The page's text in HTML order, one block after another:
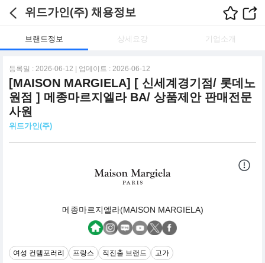
위드가인(주) 채용정보
브랜드정보 상세요강 기업소개
등록일 : 2026-06-12 | 업데이트 : 2026-06-12
[MAISON MARGIELA] [ 신세계경기점/ 롯데노
원점 ] 메종마르지엘라 BA/ 상품제안 판매전문
사원
위드가인(주)
메종마르지엘라(MAISON MARGIELA)
여성 컨템포러리 프랑스 직진출 브랜드 고가